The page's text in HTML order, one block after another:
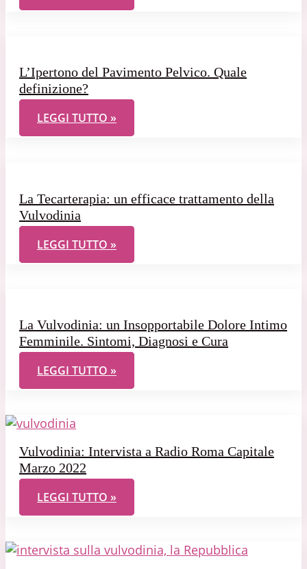
L’Ipertono del Pavimento Pelvico. Quale
definizione?
L’IPERTONO DEL PAVIMENTO PELVICO. QUALE
LEGGI TUTTO »
La Tecarterapia: un efficace trattamento della
Vulvodinia
LA TECARTERAPIA: UN EFFICACE TRATTAMENTO
LEGGI TUTTO »
La Vulvodinia: un Insopportabile Dolore Intimo
Femminile. Sintomi, Diagnosi e Cura
LA VULVODINIA: UN INSOPPORTABILE DOLORE
LEGGI TUTTO »
Vulvodinia: Intervista a Radio Roma Capitale
Marzo 2022
VULVODINIA: INTERVISTA A RADIO ROMA
LEGGI TUTTO »